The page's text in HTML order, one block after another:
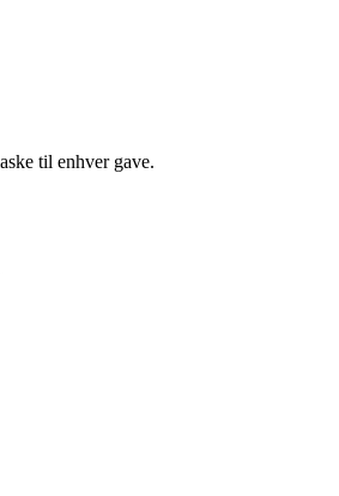
til enhver gave.